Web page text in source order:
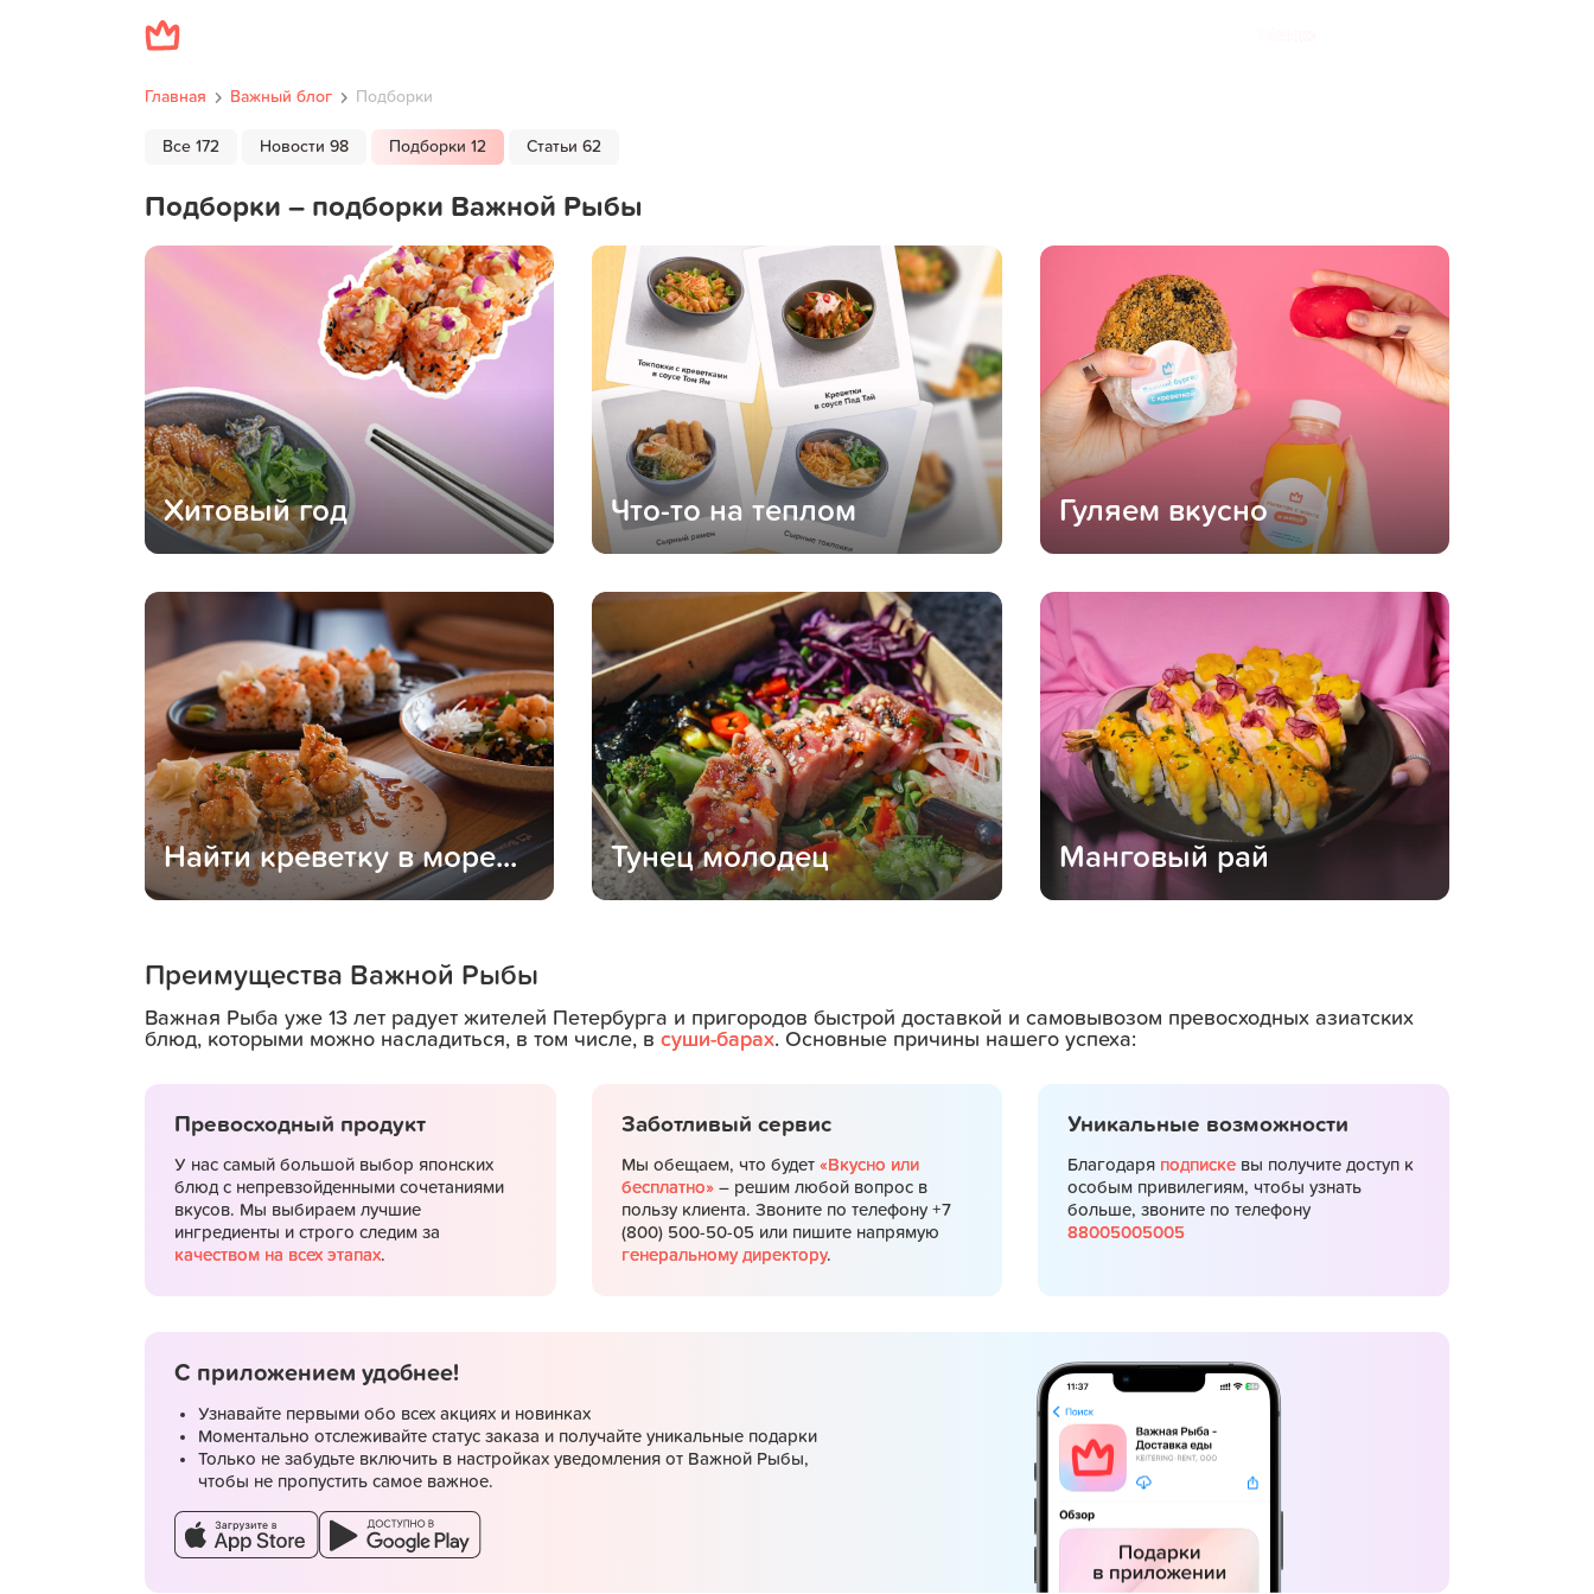
Главная Важный блог Подборки
Все 172 Новости 98 Подборки 12 Статьи 62
Подборки – подборки Важной Рыбы
Хитовый год Что-то на теплом Гуляем вкусно
Найти креветку в море... Тунец молодец Манговый рай
Преимущества Важной Рыбы
Важная Рыба уже 13 лет радует жителей Петербурга и пригородов быстрой доставкой и самовывозом превосходных азиатских
блюд, которыми можно насладиться, в том числе, в суши-барах. Основные причины нашего успеха:
Превосходный продукт
У нас самый большой выбор японских
блюд с непревзойденными сочетаниями
вкусов. Мы выбираем лучшие
ингредиенты и строго следим за
качеством на всех этапах.
Заботливый сервис
Мы обещаем, что будет «Вкусно или
бесплатно»– решим любой вопрос в
пользу клиента. Звоните по телефону +7
(800) 500-50-05 или пишите напрямую
генеральному директору.
Уникальные возможности
Благодаря подписке вы получите доступ к
особым привилегиям, чтобы узнать
больше, звоните по телефону
88005005005
С приложением удобнее!
Узнавайте первыми обо всех акциях и новинках
Моментально отслеживайте статус заказа и получайте уникальные подарки
Только не забудьте включить в настройках уведомления от Важной Рыбы,
чтобы не пропустить самое важное.